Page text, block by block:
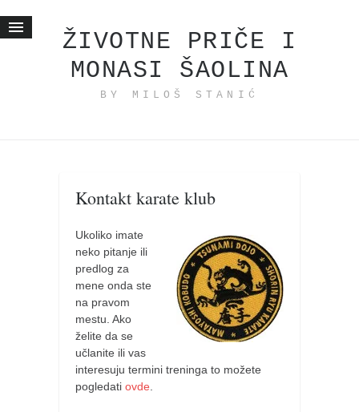
ŽIVOTNE PRIČE I
MONASI ŠAOLINA
BY MILOŠ STANIĆ
Životne priče
moj haiku
momenti i mesta
bonus sadržaj
Svetlopis
zakonopravilo
duhovni otac
pravoslavlje
zabranjena istorija
Kontakt karate klub
Ukoliko imate
neko pitanje ili
predlog za
mene onda ste
na pravom
mestu. Ako
želite da se
učlanite ili vas
interesuju termini treninga to možete
pogledati ovde.